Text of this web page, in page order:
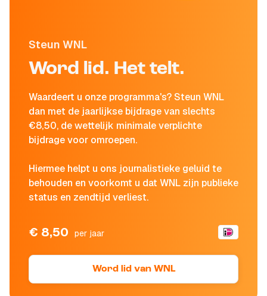
Steun WNL
Word lid. Het telt.
Waardeert u onze programma's? Steun WNL
dan met de jaarlijkse bijdrage van slechts
€8,50, de wettelijk minimale verplichte
bijdrage voor omroepen.
Hiermee helpt u ons journalistieke geluid te
behouden en voorkomt u dat WNL zijn publieke
status en zendtijd verliest.
€ 8,50 per jaar
Word lid van WNL